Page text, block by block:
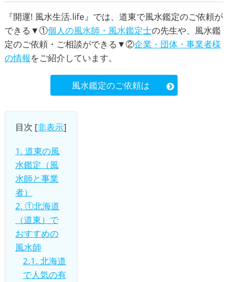
『開運! 風水生活.life』では、道東で風水鑑定のご依頼が
できる▼①個人の風水師・風水鑑定士の先生や、風水鑑
定のご依頼・ご相談ができる▼②企業・団体・事業者様
の情報をご紹介しています。
風水鑑定のご依頼は
目次 [非表示]
1. 道東の風
水鑑定（風
水師と事業
者）
2. ①北海道
（道東）で
おすすめの
風水師
2.1. 北海道
で人気の有